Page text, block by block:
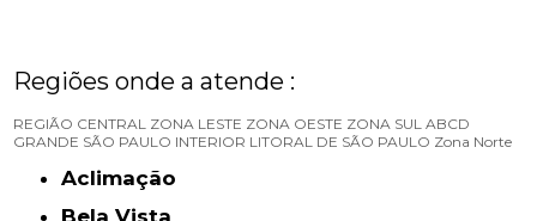
Regiões onde a atende :
REGIÃO CENTRAL ZONA LESTE ZONA OESTE ZONA SUL ABCD
GRANDE SÃO PAULO INTERIOR LITORAL DE SÃO PAULO Zona Norte
Aclimação